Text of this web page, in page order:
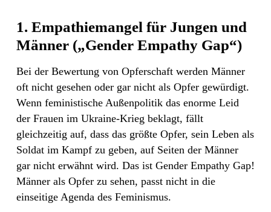
1. Empathiemangel für Jungen und
Männer („Gender Empathy Gap“)
Bei der Bewertung von Opferschaft werden Männer
oft nicht gesehen oder gar nicht als Opfer gewürdigt.
Wenn feministische Außenpolitik das enorme Leid
der Frauen im Ukraine-Krieg beklagt, fällt
gleichzeitig auf, dass das größte Opfer, sein Leben als
Soldat im Kampf zu geben, auf Seiten der Männer
gar nicht erwähnt wird. Das ist Gender Empathy Gap!
Männer als Opfer zu sehen, passt nicht in die
einseitige Agenda des Feminismus.